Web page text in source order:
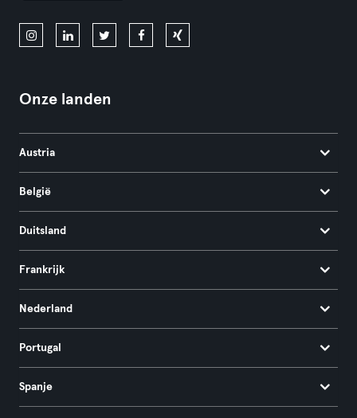
Onze landen
Austria
België
Duitsland
Frankrijk
Nederland
Portugal
Spanje